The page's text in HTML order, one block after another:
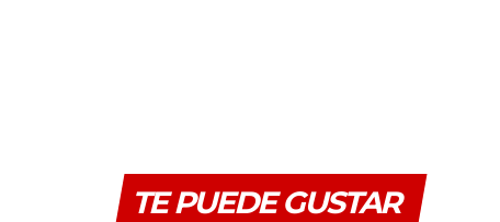
TE PUEDE GUSTAR